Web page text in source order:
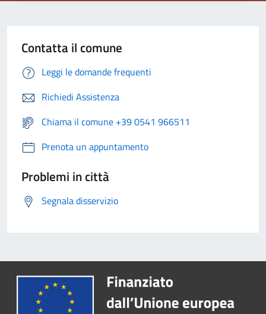
Contatta il comune
Leggi le domande frequenti
Richiedi Assistenza
Chiama il comune +39 0541 966511
Prenota un appuntamento
Problemi in città
Segnala disservizio